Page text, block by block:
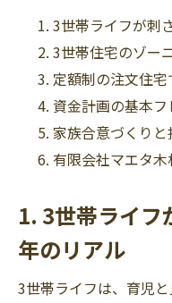
3世帯ライフが刺
3世帯住宅のゾー
定額制の注文住
資金計画の基本
家族合意づくり
有限会社マエタ
1. 3世帯ライ
年のリアル
3世帯ライフは、育児と